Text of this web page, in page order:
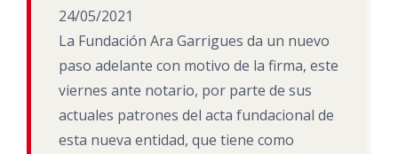
24/05/2021
La Fundación Ara Garrigues da un nuevo
paso adelante con motivo de la firma, este
viernes ante notario, por parte de sus
actuales patrones del acta fundacional de
esta nueva entidad, que tiene como